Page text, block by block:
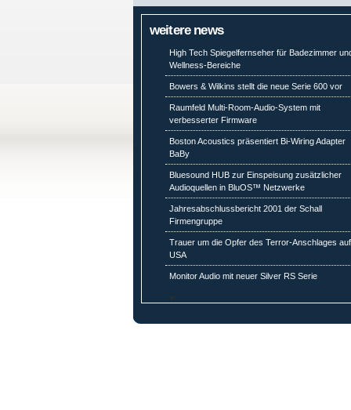
weitere news
High Tech Spiegelfernseher für Badezimmer
Wellness-Bereiche
Bowers & Wilkins stellt die neue Serie 600 vor
Raumfeld Multi-Room-Audio-System mit
verbesserter Firmware
Boston Acoustics präsentiert Bi-Wiring Adapter
BaBy
Bluesound HUB zur Einspeisung zusätzlicher
Audioquellen in BluOS™ Netzwerke
Jahresabschlussbericht 2001 der Schall
Firmengruppe
Trauer um die Opfer des Terror-Anschlages
USA
Monitor Audio mit neuer Silver RS Serie